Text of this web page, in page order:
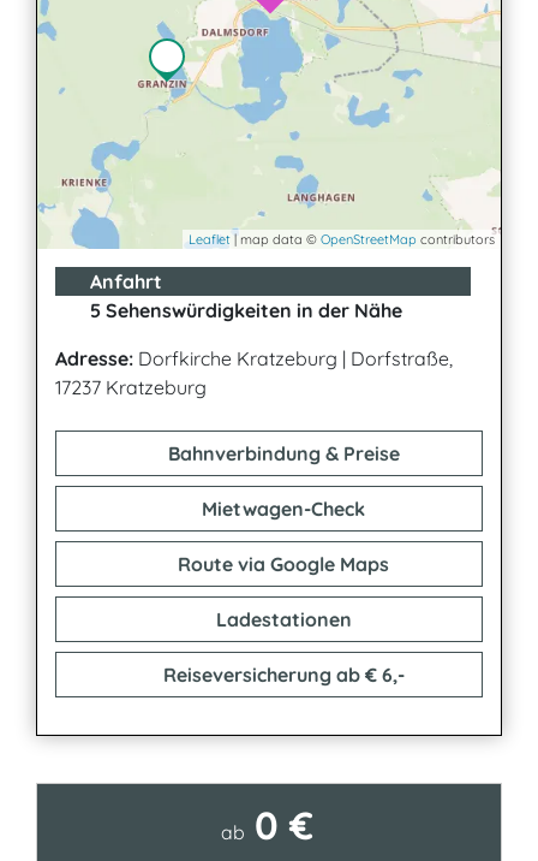
Leaflet | map data © OpenStreetMap contributors
Anfahrt
5 Sehenswürdigkeiten in der Nähe
Adresse: Dorfkirche Kratzeburg | Dorfstraße,
17237 Kratzeburg
Bahnverbindung & Preise
Mietwagen-Check
Route via Google Maps
Ladestationen
Reiseversicherung ab € 6,-
ab 0 €